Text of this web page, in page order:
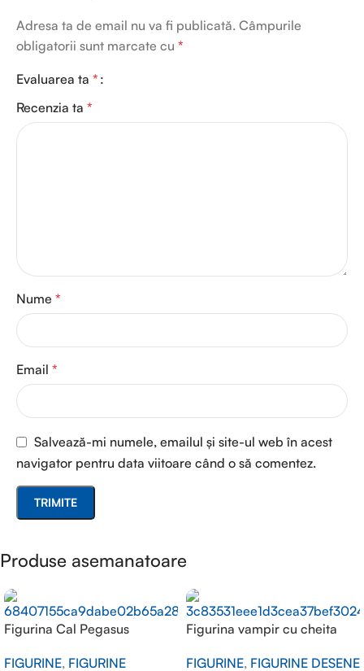
Adresa ta de email nu va fi publicată. Câmpurile
obligatorii sunt marcate cu *
Evaluarea ta *
Recenzia ta *
Nume *
Email *
Salvează-mi numele, emailul și site-ul web în acest
navigator pentru data viitoare când o să comentez.
Produse asemanatoare
Figurina Cal Pegasus
FIGURINE, FIGURINE
Figurina vampir cu cheita
FIGURINE, FIGURINE DESENE